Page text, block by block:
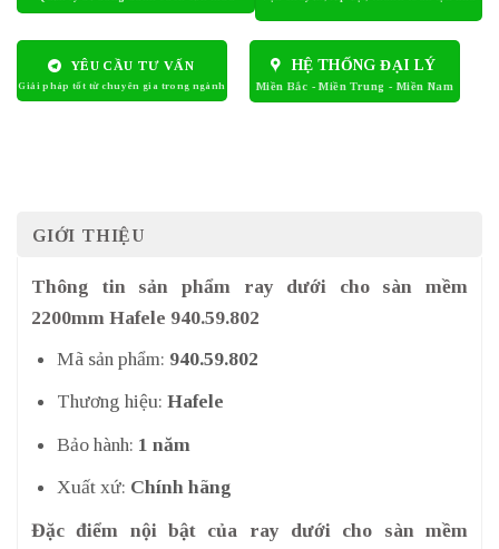
YÊU CẦU TƯ VẤN HỆ THỐNG ĐẠI LÝ
GIỚI THIỆU
Thông tin sản phẩm ray dưới cho sàn mềm
2200mm Hafele 940.59.802
Mã sản phẩm: 940.59.802
Thương hiệu: Hafele
Bảo hành: 1 năm
Xuất xứ: Chính hãng
Đặc điểm nội bật của ray dưới cho sàn mềm